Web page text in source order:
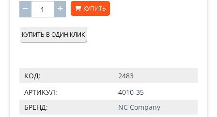
+
− КУПИТЬ
КУПИТЬ В ОДИН КЛИК
КОД:
2483
АРТИКУЛ:
4010-35
БРЕНД:
NC Company